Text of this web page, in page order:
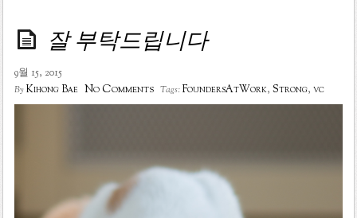
잘 부탁드립니다
9월 15, 2015
ByKihong Bae No Comments Tags:FoundersAtWork, Strong, vc